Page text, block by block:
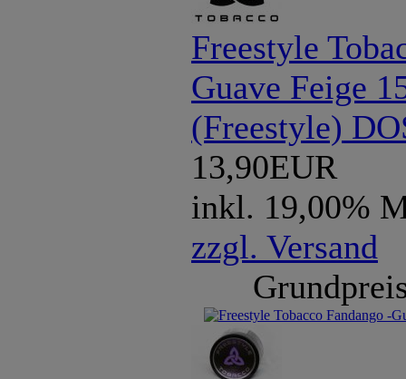
Freestyle
Guave Feige
(Freestyle)
13,90EUR
inkl. 19,00%
zzgl. Versand